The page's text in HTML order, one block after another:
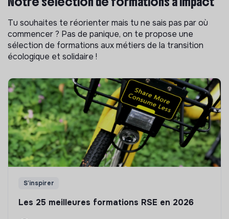
Tu souhaites te réorienter mais tu ne sais pas par où
commencer ? Pas de panique, on te propose une
sélection de formations aux métiers de la transition
écologique et solidaire !
S'inspirer
Les 25 meilleures formations RSE en 2026